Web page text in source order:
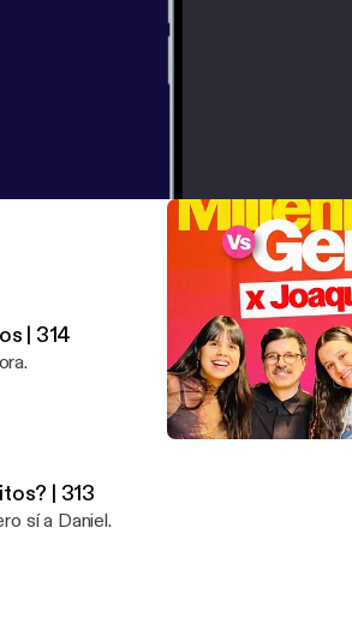
| 314
| 313
sí a Daniel.